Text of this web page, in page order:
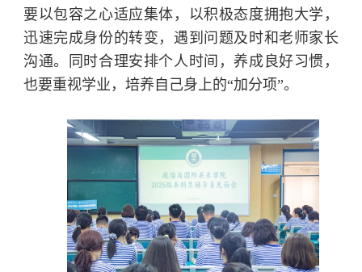
要以包容之心适应集体，以积极态度拥抱大学，
迅速完成身份的转变，遇到问题及时和老师家长
沟通。同时合理安排个人时间，养成良好习惯，
也要重视学业，培养自己身上的“加分项”。